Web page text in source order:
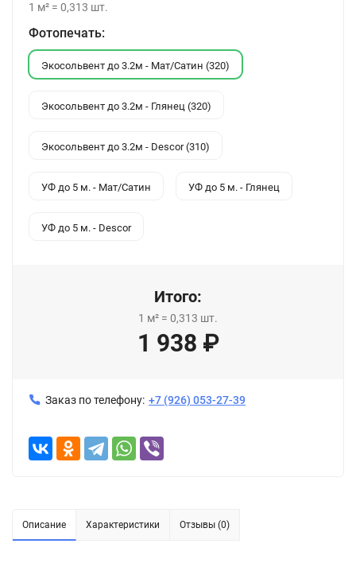
1 м² = 0,313 шт.
Фотопечать:
Экосольвент до 3.2м - Мат/Сатин (320)
Экосольвент до 3.2м - Глянец (320)
Экосольвент до 3.2м - Descor (310)
УФ до 5 м. - Мат/Сатин УФ до 5 м. - Глянец
УФ до 5 м. - Descor
Итого:
1 м² = 0,313 шт.
1 938 ₽
Заказ по телефону: +7 (926) 053-27-39
Описание Характеристики Отзывы (0)